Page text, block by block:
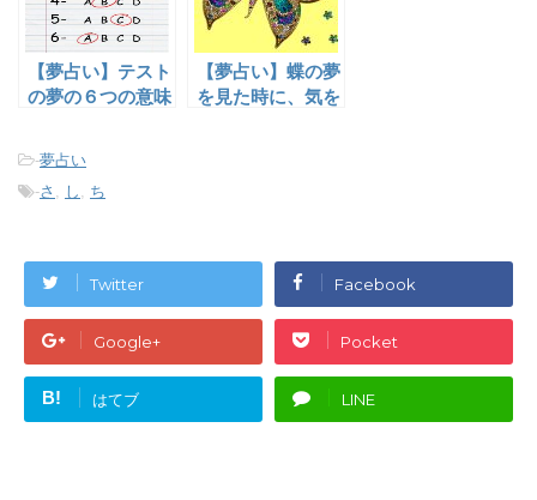
【夢占い】テスト
の夢の６つの意味
【夢占い】蝶の夢
を見た時に、気を
-夢占い
-さ , し , ち
Twitter Facebook
Google+ Pocket
B! はてブ LINE